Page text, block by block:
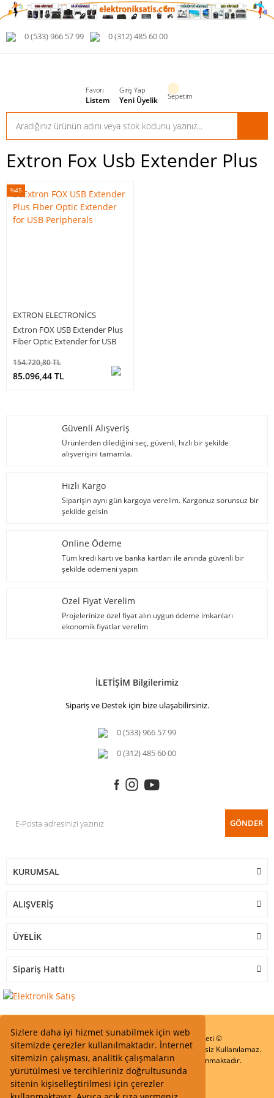
Sizlere daha iyi hizmet sunabilmek için web
sitemizde çerezler kullanılmaktadır. İnternet
sitemizin çalışması, analitik çalışmaların
yürütülmesi ve tercihleriniz doğrultusunda
sitenin kişiselleştirilmesi için çerezler
0 (533) 966 57 99 0 (312) 485 60 00
Favori
Listem
Giriş Yap
Yeni Üyelik Sepetim
Extron Fox Usb Extender Plus
EXTRON ELECTRONICS
Extron FOX USB Extender Plus
Fiber Optic Extender for USB
%45
154.720,80 TL
85.096,44 TL
Güvenli Alışveriş
Ürünlerden dilediğini seç, güvenli, hızlı bir şekilde
alışverişini tamamla.
Hızlı Kargo
Siparişin aynı gün kargoya verelim. Kargonuz sorunsuz bir
şekilde gelsin
Online Ödeme
Tüm kredi kartı ve banka kartları ile anında güvenli bir
şekilde ödemeni yapın
Özel Fiyat Verelim
Projelerinize özel fiyat alın uygun ödeme imkanları
ekonomik fiyatlar verelim
İLETİŞİM Bilgilerimiz
Sipariş ve Destek için bize ulaşabilirsiniz.
0 (533) 966 57 99
0 (312) 485 60 00
GÖNDER
KURUMSAL
ALIŞVERİŞ
ÜYELİK
Sipariş Hattı
Start Elektronik Sanayi ve Ticaret Limited Şirketi ©
Resimler Yazılar ve İçeriklerin Tüm hakları saklıdır ve İzinsiz Kullanılamaz.
Kredi kartı bilgileriniz 256bit SSL Sertifikası ile Korunmaktadır.